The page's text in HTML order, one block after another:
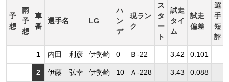
予
想
雨
予
想
車
番
選手名 LG
ハ
ン
デ
現ラン
ク
ス
タ
ー
ト
試走
タイ
ム
試走
偏差
選
手
短
評
1 内田 利彦 伊勢崎 0 Ｂ-22 3.42 0.101
2 伊藤 弘幸 伊勢崎 10 Ａ-228 3.43 0.088